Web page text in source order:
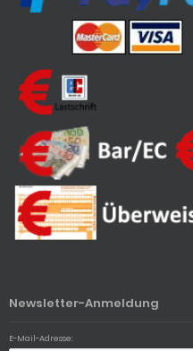
Newsletter-Anmeldung
E-Mail-Adresse: